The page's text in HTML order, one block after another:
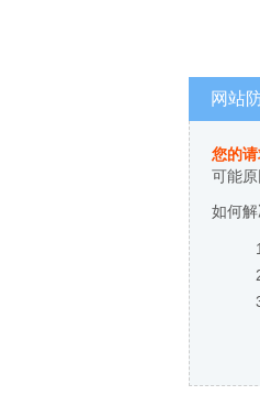
网站
您的
可能
如何解